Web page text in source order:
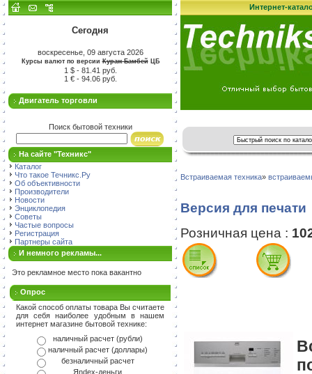
Сегодня
воскресенье, 09 августа 2026
Курсы валют по версииКураж-БамбейЦБ
1 $ - 81.41 руб.
1 € - 94.06 руб.
Двигатель торговли
Поиск бытовой техники
На сайте "Техникс"
Каталог
Что такое Течникс.Ру
Об объективности
Производители
Новости
Энциклопедия
Советы
Частые вопросы
Регистрация
Партнеры сайта
И немного рекламы...
Это рекламное место пока вакантно
Опрос
Какой способ оплаты товара Вы считаете
для себя наиболее удобным в нашем
интернет магазине бытовой технике:
наличный расчет (рубли)
наличный расчет (доллары)
безналичный расчет
Яndex-деньги
Интернет-
Встраиваемая техника»
Версия для печати
Розничная цена :